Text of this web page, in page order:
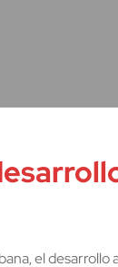
el desarrollo